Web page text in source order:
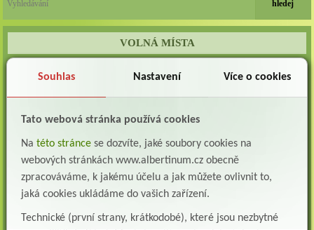
VOLNÁ MÍSTA
Albertinum, odborný léčebný ústav, Žamberk přijme do pracovního poměru: Lékaře na
Lékař na oddělení psychiatrie
oddělení psychiatrie ...
Lékař oddělení pneumologie a ftizeologie (plicní oddělení)
oddělení pneumologie a ftizeologie (pl...
Všeobecná/praktická sestra na LDN
Souhlas Nastavení Více o cookies
Tato webová stránka používá cookies
Na této stránce se dozvíte, jaké soubory cookies na
webových stránkách www.albertinum.cz obecně
zpracováváme, k jakému účelu a jak můžete ovlivnit to,
jaká cookies ukládáme do vašich zařízení.
Technické (první strany, krátkodobé), které jsou nezbytné